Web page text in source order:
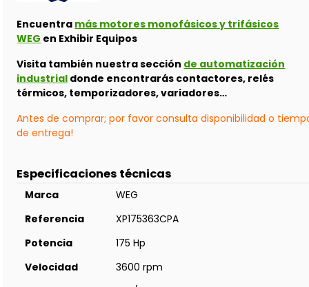
Encuentra más motores monofásicos y trifásicos
WEG en Exhibir Equipos
Visita también nuestra sección de automatización
industrial donde encontrarás contactores, relés
térmicos, temporizadores, variadores…
Antes de comprar; por favor consulta disponibilidad o
de entrega!
Especificaciones técnicas
Marca
WEG
Referencia
XP175363CPA
Potencia
175 Hp
Velocidad
3600 rpm